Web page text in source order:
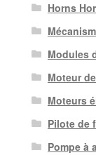
Horns
Modules
Moteur
Moteurs
Pilote de
Pompe à